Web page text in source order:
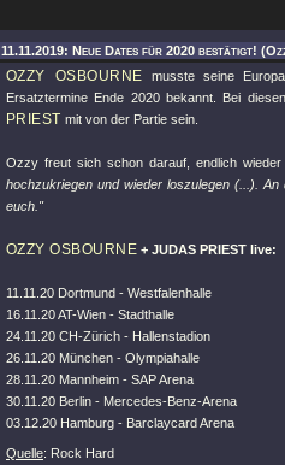
11.11.2019: Neue Dates für 2020 bestätigt!
OZZY OSBOURNE musste seine
Ersatztermine Ende 2020 bekannt. Bei
PRIEST mit von der Partie sein.
Ozzy freut sich schon darauf, endlich
hochzukriegen und wieder loszulegen (...).
euch."
OZZY OSBOURNE + JUDAS PRIEST live:
11.11.20 Dortmund - Westfalenhalle
16.11.20 AT-Wien - Stadthalle
24.11.20 CH-Zürich - Hallenstadion
26.11.20 München - Olympiahalle
28.11.20 Mannheim - SAP Arena
30.11.20 Berlin - Mercedes-Benz-Arena
03.12.20 Hamburg - Barclaycard Arena
Quelle: Rock Hard